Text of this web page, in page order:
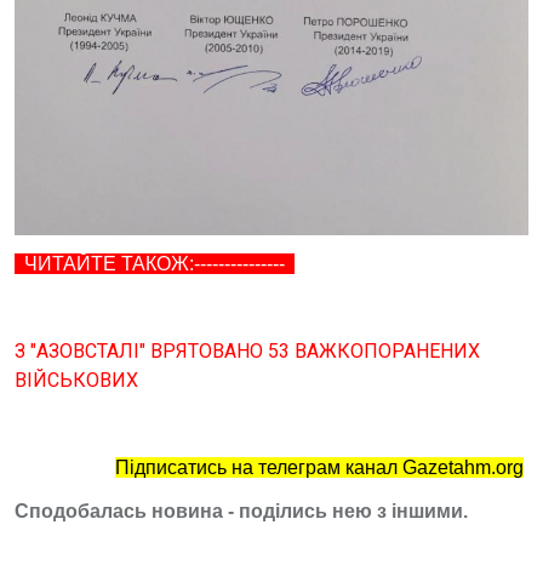
ЧИТАЙТЕ ТАКОЖ:---------------
З "АЗОВСТАЛІ" ВРЯТОВАНО 53 ВАЖКОПОРАНЕНИХ
ВІЙСЬКОВИХ
Підписатись на телеграм канал Gazetahm.org
Сподобалась новина - поділись нею з іншими.